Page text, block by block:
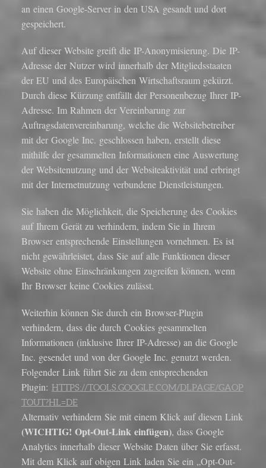
an einen Google-Server in den USA gesandt und dort
gespeichert.
Auf dieser Website greift die IP-Anonymisierung. Die IP-
Adresse der Nutzer wird innerhalb der Mitgliedsstaaten
der EU und des Europäischen Wirtschaftsraum gekürzt.
Durch diese Kürzung entfällt der Personenbezug Ihrer IP-
Adresse. Im Rahmen der Vereinbarung zur
Auftragsdatenvereinbarung, welche die Websitebetreiber
mit der Google Inc. geschlossen haben, erstellt diese
mithilfe der gesammelten Informationen eine Auswertung
der Websitenutzung und der Websiteaktivität und erbringt
mit der Internetnutzung verbundene Dienstleistungen.
Sie haben die Möglichkeit, die Speicherung des Cookies
auf Ihrem Gerät zu verhindern, indem Sie in Ihrem
Browser entsprechende Einstellungen vornehmen. Es ist
nicht gewährleistet, dass Sie auf alle Funktionen dieser
Website ohne Einschränkungen zugreifen können, wenn
Ihr Browser keine Cookies zulässt.
Weiterhin können Sie durch ein Browser-Plugin
verhindern, dass die durch Cookies gesammelten
Informationen (inklusive Ihrer IP-Adresse) an die Google
Inc. gesendet und von der Google Inc. genutzt werden.
Folgender Link führt Sie zu dem entsprechenden
Plugin: HTTPS://TOOLS.GOOGLE.COM/DLPAGE/GAOP
TOUT?HL=DE
Alternativ verhindern Sie mit einem Klick auf diesen Link
(WICHTIG! Opt-Out-Link einfügen), dass Google
Analytics innerhalb dieser Website Daten über Sie erfasst.
Mit dem Klick auf obigen Link laden Sie ein „Opt-Out-